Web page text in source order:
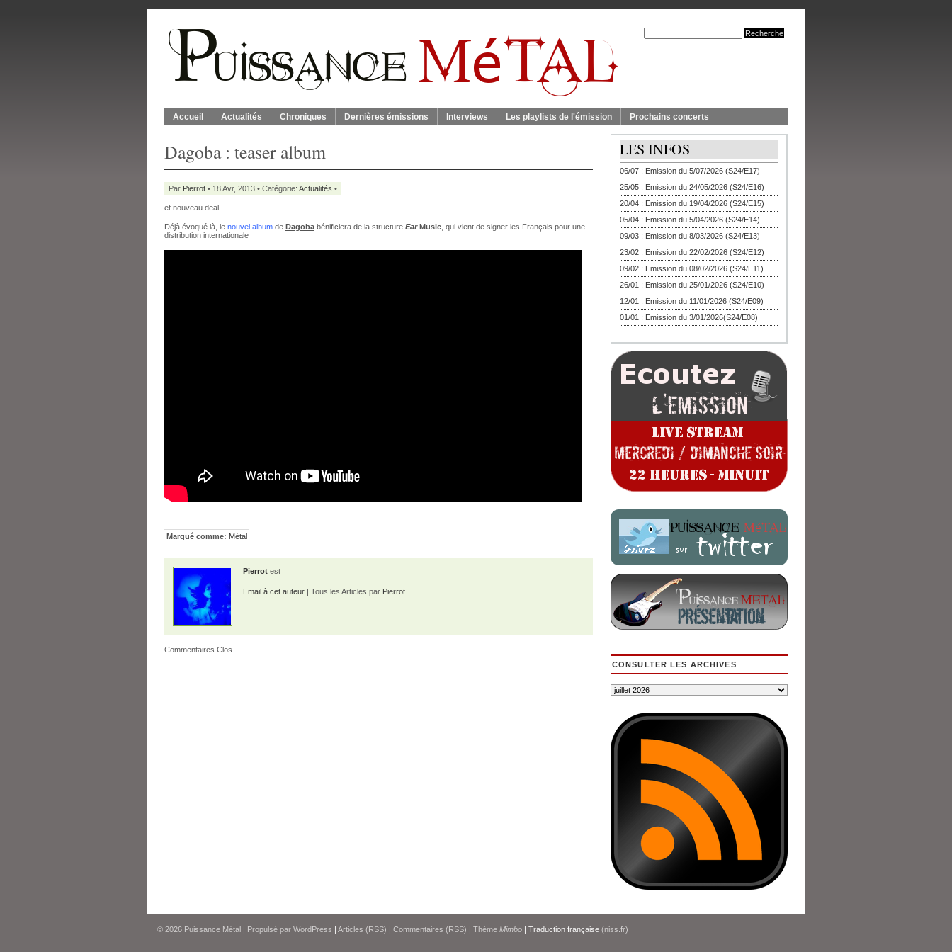
Accueil Actualités Chroniques Dernières émissions Interviews Les playlists de l'émission Prochains concerts
Dagoba : teaser album
Par Pierrot • 18 Avr, 2013 • Catégorie: Actualités •
et nouveau deal
Déjà évoqué là, le nouvel album de Dagoba bénificiera de la structure EarMusic , qui vient de signer les Français pour une
distribution internationale
Marqué comme: Métal
Pierrot est
Email à cet auteur | Tous les Articles par Pierrot
Commentaires Clos.
LES INFOS
06/07 : Emission du 5/07/2026 (S24/E17)
25/05 : Emission du 24/05/2026 (S24/E16)
20/04 : Emission du 19/04/2026 (S24/E15)
05/04 : Emission du 5/04/2026 (S24/E14)
09/03 : Emission du 8/03/2026 (S24/E13)
23/02 : Emission du 22/02/2026 (S24/E12)
09/02 : Emission du 08/02/2026 (S24/E11)
26/01 : Emission du 25/01/2026 (S24/E10)
12/01 : Emission du 11/01/2026 (S24/E09)
01/01 : Emission du 3/01/2026(S24/E08)
CONSULTER LES ARCHIVES
© 2026 Puissance Métal | Propulsé par WordPress | Articles (RSS) | Commentaires (RSS) | Thème Mimbo | Traduction française (niss.fr)